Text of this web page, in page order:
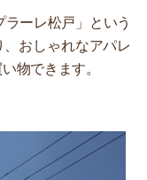
ーレ松戸」という
おしゃれなアパレ
物できます。